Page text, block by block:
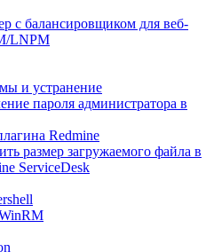
с балансировщиком для веб-
LNPM
и устранение
пароля администратора в
Redmine
размер загружаемого файла в
ServiceDesk